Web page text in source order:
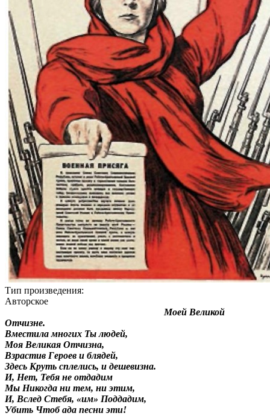
Тип произведения:
Авторское
Моей Великой
Отчизне.
Вместила многих Ты людей,
Моя Великая Отчизна,
Взрастив Героев и блядей,
Здесь Круть сплелись, и дешевизна.
И, Нет, Тебя не отдадим
Мы Никогда ни тем, ни этим,
И, Вслед Стебя, «им» Поддадим,
Убить Чтоб ада песни эти!